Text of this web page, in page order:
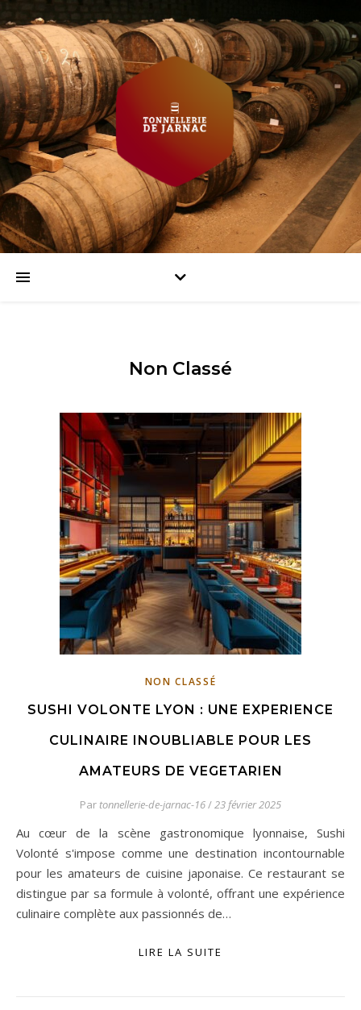
Non Classé
NON CLASSÉ
SUSHI VOLONTE LYON : UNE EXPERIENCE
CULINAIRE INOUBLIABLE POUR LES
AMATEURS DE VEGETARIEN
Par tonnellerie-de-jarnac-16/23 février 2025
Au cœur de la scène gastronomique lyonnaise, Sushi
Volonté s'impose comme une destination incontournable
pour les amateurs de cuisine japonaise. Ce restaurant se
distingue par sa formule à volonté, offrant une expérience
culinaire complète aux passionnés de…
LIRE LA SUITE